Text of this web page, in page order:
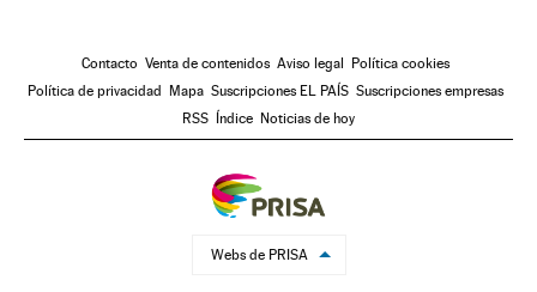
Contacto Venta de contenidos Aviso legal
Política cookies
Política de privacidad
Mapa Suscripciones EL PAÍS Suscripciones empresas
RSS
Índice Noticias de hoy
Webs de PRISA